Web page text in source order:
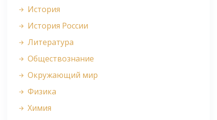
История
История России
Литература
Обществознание
Окружающий мир
Физика
Химия